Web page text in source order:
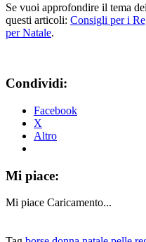
Se vuoi approfondire il tema
questi articoli: Consigli per i
per Natale.
Condividi:
Facebook
X
Altro
Mi piace:
Mi piace Caricamento...